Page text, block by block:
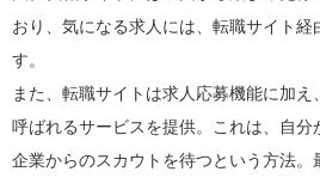
おり、気になる求人には、転職サイト経
す。
また、転職サイトは求人応募機能に加え
呼ばれるサービスを提供。これは、自分
企業からのスカウトを待つという方法